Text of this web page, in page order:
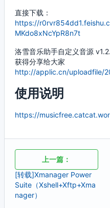
直接下载：
https://
MKdo8xNcYpR8n7t
洛雪音乐助手自定义音源
获得分享给大家
http://applic.cn/uploadfile/
使用说明
https://
上一篇：
[转载]Xmanager Power
Suite（Xshell+Xftp+Xma
nager）